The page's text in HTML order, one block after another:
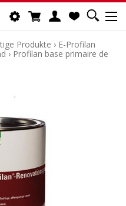
Produkte › E-Profilan
› Profilan base primaire de